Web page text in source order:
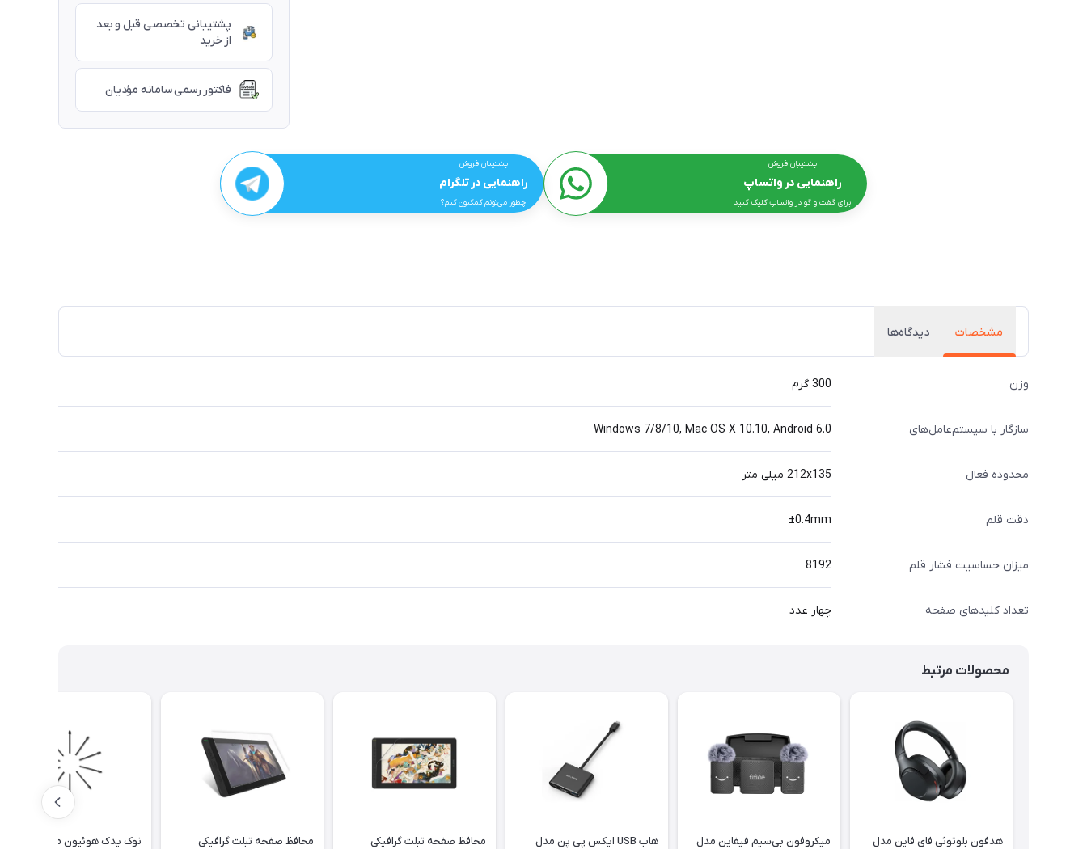
پشتیبانی تخصصی قبل و بعد
از خرید
فاکتور رسمی سامانه مؤدیان
پشتیبان فروش
راهنمایی در واتساپ
برای گفت و گو در واتساپ کلیک کنید
پشتیبان فروش
راهنمایی در تلگرام
چطور می‌تونم کمکتون کنم؟
مشخصات دیدگاه‌ها
وزن 300 گرم
سازگار با سیستم‌عامل‌های Windows 7/8/10, Mac OS X 10.10, Android 6.0
محدوده فعال 212x135 میلی متر
دقت قلم ±0.4mm
میزان حساسیت فشار قلم 8192
تعداد کلیدهای صفحه چهار عدد
محصولات مرتبط
هدفون بلوتوثی فای فاین مدل
میکروفون بی‌سیم فیفاین مدل
هاب USB ایکس پی پن مدل
محافظ صفحه تبلت گرافیکی
محافظ صفحه تبلت گرافیکی